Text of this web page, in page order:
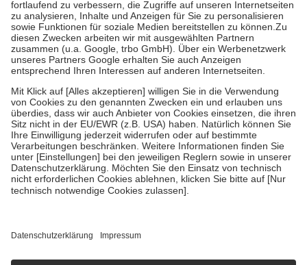
Diese Regeln gelten grundsätzlich auch für Online-Apotheken.
Bei Heilmitteln und häuslicher Krankenpflege beträgt die
Zuzahlung zehn Prozent der Kosten sowie zehn Euro je
Verordnung.
Um das Engagement der Versicherten für ihre eigene Gesundheit zu
stärken und die besondere Stellung der Familie zu unterstützen,
fallenkeine Zuzahlungenan bei:
• Kindern und Jugendlichen bis zum vollendeten 18. Lebensjahr
mit Ausnahme der Fahrkosten
• Untersuchungen zur Vorsorge und Früherkennung, die von der
GKV getragen werden
• empfohlenen Schutzimpfungen
• Harn- und Blutteststreifen
getroffen, um sicherzustellen, dass es sich um echte Bewertungen
https://help.etrusted.com/hc/de/articles/4419944605341